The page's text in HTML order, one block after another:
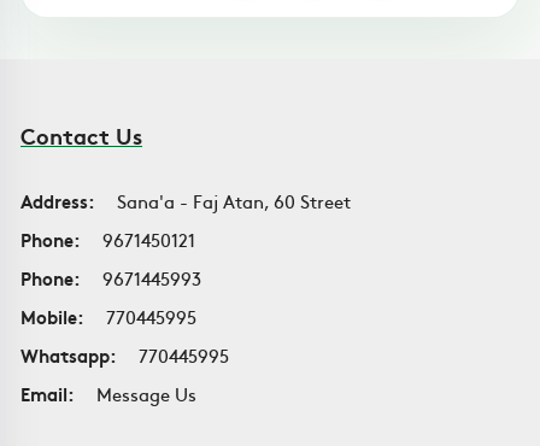
Contact Us
Address:
Sana'a - Faj Atan, 60 Street
Phone:
9671450121
Phone:
9671445993
Mobile:
770445995
Whatsapp:
770445995
Email:
Message Us